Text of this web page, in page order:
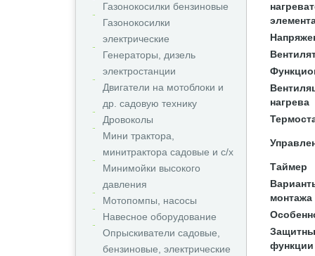
Газонокосилки бензиновые
Газонокосилки
электрические
Генераторы, дизель
электростанции
Двигатели на мотоблоки и
др. садовую технику
Дровоколы
Мини трактора,
минитрактора садовые и с/х
Минимойки высокого
давления
Мотопомпы, насосы
Навесное оборудование
Опрыскиватели садовые,
бензиновые, электрические
нагрева
Таймер
монтажа
функции